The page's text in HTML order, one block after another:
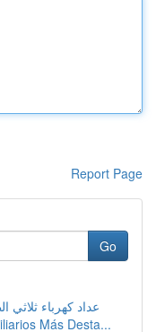
Report Page
Go
عداد كهرباء ثلاثي الطور 380 فولت مصر:
Más Desta...